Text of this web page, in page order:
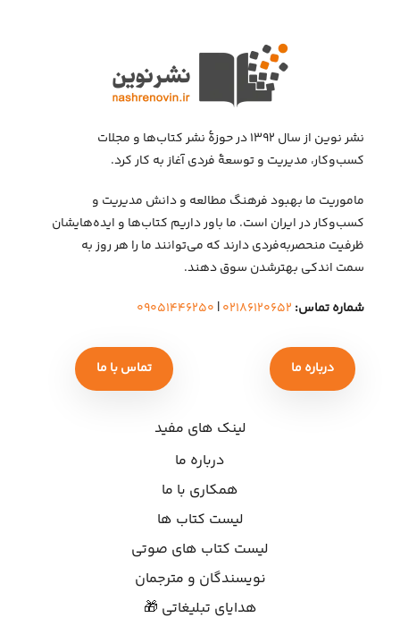
نشر نوین از سال ۱۳۹۲ در حوزهٔ نشر کتاب‌ها و مجلات
کسب‌وکار، مدیریت و توسعهٔ فردی آغاز به کار کرد.
ماموریت ما بهبود فرهنگ مطالعه و دانش مدیریت و
کسب‌وکار در ایران است. ما باور داریم کتاب‌ها و ایده‌هایشان
ظرفیت منحصربه‌فردی دارند که می‌توانند ما را هر روز به
سمت اندکی بهتر‌شدن سوق دهند.
شماره تماس: ۰۲۱۸۶۱۲۰۶۵۲| ۰۹۰۵۱۴۴۶۲۵۰
درباره ما تماس با ما
لینک های مفید
درباره ما
همکاری با ما
لیست کتاب ها
لیست کتاب های صوتی
نویسندگان و مترجمان
هدایای تبلیغاتی 🎁